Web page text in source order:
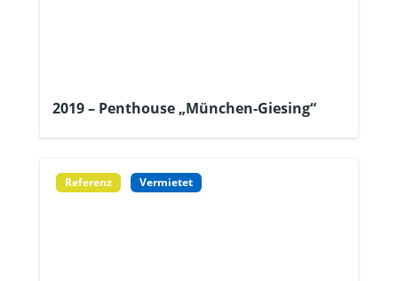
2019 – Penthouse „München-Giesing“
Referenz Vermietet